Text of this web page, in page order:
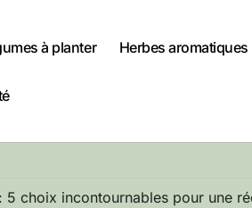
à planter Herbes aromatiques
5 choix incontournables pour une